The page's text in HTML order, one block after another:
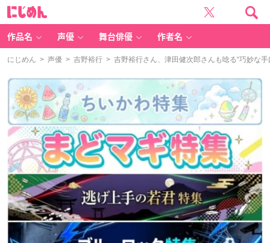
作品名 声優 舞台俳優 作者名
にじめん > 声優 > 吉野裕行 > 吉野裕行さん、津田健次郎さんも唸る“巧妙な